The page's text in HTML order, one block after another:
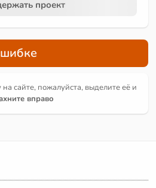
проект
сайте, пожалуйста, выделите её и
вправо